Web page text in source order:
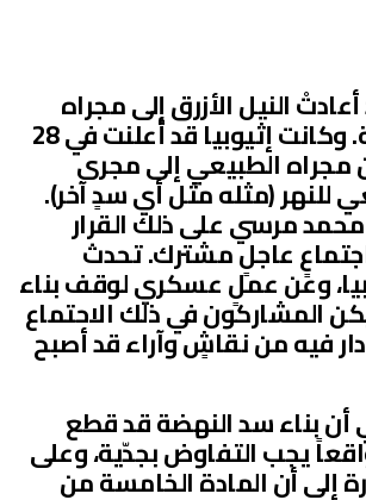
في 25 ديسمبر عام 2015 أنها قد أعادتْ النيل الأزرق إلى مجراه
الطبيعي بعد اكتمال الأعمال الخرسانية لسد النهضة. وكانت إثيوبيا قد أعلنت في 28
من مجراه الطبيعي إلى مجرى
للنهر (مثله مثل أي سدٍ آخر).
مرسي على ذلك القرار
اجتماعٍ عاجلٍ مشترك. تحدث
وعن عملٍ عسكري لوقف بناء
المشاركون في ذلك الاحتماع
فيه من نقاشٍ وآراء قد أصبح
أن بناء سد النهضة قد قطع
يجب التفاوض بجدّية، وعلى
إلى أن المادة الخامسة من